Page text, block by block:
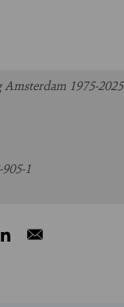
1975-2025
1